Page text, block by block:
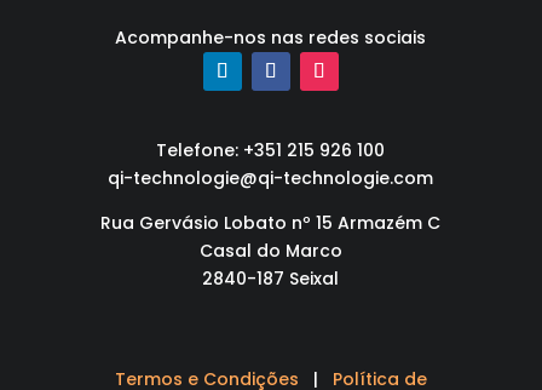
Acompanhe-nos nas redes sociais
Telefone: +351 215 926 100
qi-technologie@qi-technologie.com
Rua Gervásio Lobato nº 15 Armazém C
Casal do Marco
2840-187 Seixal
Termos e Condições | Política de